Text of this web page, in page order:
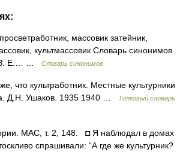
массовик затейник,
культмассовик Словарь синонимов
З. Е.… …
Словарь синонимов
что культработник. Местные культурники
Д.Н. Ушаков. 1935 1940 …
Толковый словарь
МАС, т. 2, 148. ◘ Я наблюдал в домах
спрашивали: “А где же культурник?